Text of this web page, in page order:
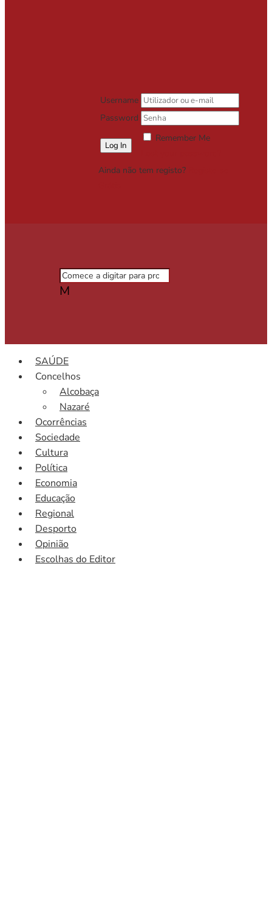
Username
Password
Remember Me
Ainda não tem registo?
M
SAÚDE
Concelhos
Alcobaça
Nazaré
Ocorrências
Sociedade
Cultura
Política
Economia
Educação
Regional
Desporto
Opinião
Escolhas do Editor